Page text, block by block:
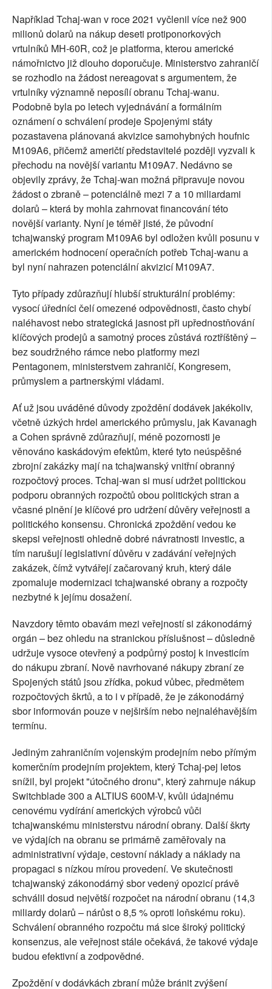
Například Tchaj-wan v roce 2021 vyčlenil více než 900
milionů dolarů na nákup deseti protiponorkových
vrtulníků MH-60R, což je platforma, kterou americké
námořnictvo již dlouho doporučuje. Ministerstvo zahraničí
se rozhodlo na žádost nereagovat s argumentem, že
vrtulníky významně neposílí obranu Tchaj-wanu.
Podobně byla po letech vyjednávání a formálním
oznámení o schválení prodeje Spojenými státy
pozastavena plánovaná akvizice samohybných houfnic
M109A6, přičemž američtí představitelé později vyzvali k
přechodu na novější variantu M109A7. Nedávno se
objevily zprávy, že Tchaj-wan možná připravuje novou
žádost o zbraně – potenciálně mezi 7 a 10 miliardami
dolarů – která by mohla zahrnovat financování této
novější varianty. Nyní je téměř jisté, že původní
tchajwanský program M109A6 byl odložen kvůli posunu v
americkém hodnocení operačních potřeb Tchaj-wanu a
byl nyní nahrazen potenciální akvizicí M109A7.
Tyto případy zdůrazňují hlubší strukturální problémy:
vysocí úředníci čelí omezené odpovědnosti, často chybí
naléhavost nebo strategická jasnost při upřednostňování
klíčových prodejů a samotný proces zůstává roztříštěný –
bez soudržného rámce nebo platformy mezi
Pentagonem, ministerstvem zahraničí, Kongresem,
průmyslem a partnerskými vládami.
Ať už jsou uváděné důvody zpoždění dodávek jakékoliv,
včetně úzkých hrdel amerického průmyslu, jak Kavanagh
a Cohen správně zdůrazňují, méně pozornosti je
věnováno kaskádovým efektům, které tyto neúspěšné
zbrojní zakázky mají na tchajwanský vnitřní obranný
rozpočtový proces. Tchaj-wan si musí udržet politickou
podporu obranných rozpočtů obou politických stran a
včasné plnění je klíčové pro udržení důvěry veřejnosti a
politického konsensu. Chronická zpoždění vedou ke
skepsi veřejnosti ohledně dobré návratnosti investic, a
tím narušují legislativní důvěru v zadávání veřejných
zakázek, čímž vytvářejí začarovaný kruh, který dále
zpomaluje modernizaci tchajwanské obrany a rozpočty
nezbytné k jejímu dosažení.
Navzdory těmto obavám mezi veřejností si zákonodárný
orgán – bez ohledu na stranickou příslušnost – důsledně
udržuje vysoce otevřený a podpůrný postoj k investicím
do nákupu zbraní. Nově navrhované nákupy zbraní ze
Spojených států jsou zřídka, pokud vůbec, předmětem
rozpočtových škrtů, a to i v případě, že je zákonodárný
sbor informován pouze v nejširším nebo nejnaléhavějším
termínu.
Jediným zahraničním vojenským prodejním nebo přímým
komerčním prodejním projektem, který Tchaj-pej letos
snížil, byl projekt "útočného dronu", který zahrnuje nákup
Switchblade 300 a ALTIUS 600M-V, kvůli údajnému
cenovému vydírání amerických výrobců vůči
tchajwanskému ministerstvu národní obrany. Další škrty
ve výdajích na obranu se primárně zaměřovaly na
administrativní výdaje, cestovní náklady a náklady na
propagaci s nízkou mírou provedení. Ve skutečnosti
tchajwanský zákonodárný sbor vedený opozicí právě
schválil dosud největší rozpočet na národní obranu (14,3
miliardy dolarů – nárůst o 8,5 % oproti loňskému roku).
Schválení obranného rozpočtu má sice široký politický
konsenzus, ale veřejnost stále očekává, že takové výdaje
budou efektivní a zodpovědné.
Zpoždění v dodávkách zbraní může bránit zvýšení